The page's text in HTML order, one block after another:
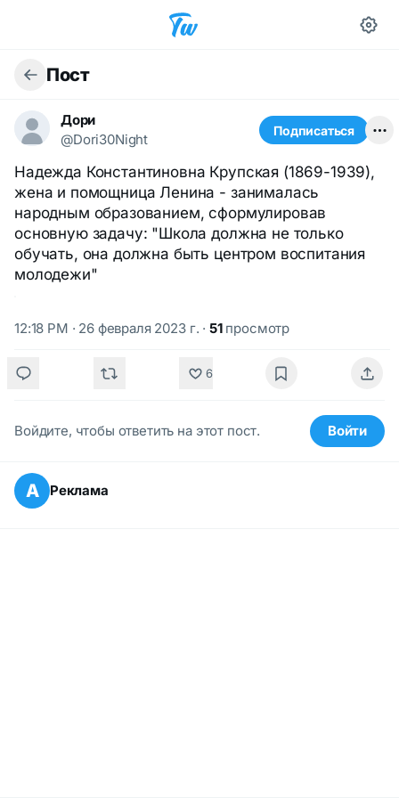
Пост
Дори
@Dori30Night
Подписаться
Надежда Константиновна Крупская (1869-1939),
жена и помощница Ленина - занималась
народным образованием, сформулировав
основную задачу: "Школа должна не только
обучать, она должна быть центром воспитания
молодежи"
12:18 PM · 26 февраля 2023 г. · 51просмотр
6
Войдите, чтобы ответить на этот пост. Войти
А Реклама